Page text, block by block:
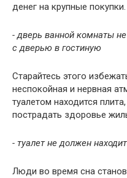
денег на крупные покупки.
- дверь ванной комнаты
с дверью в гостиную
Старайтесь этого
неспокойная и нервная
туалетом находится
пострадать здоровье
- туалет не должен
Люди во время сна